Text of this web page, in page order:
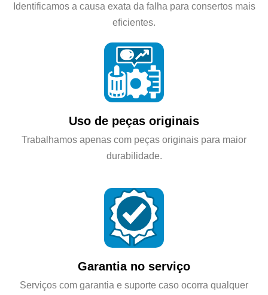
Identificamos a causa exata da falha para consertos mais
eficientes.
Uso de peças originais
Trabalhamos apenas com peças originais para maior
durabilidade.
Garantia no serviço
Serviços com garantia e suporte caso ocorra qualquer